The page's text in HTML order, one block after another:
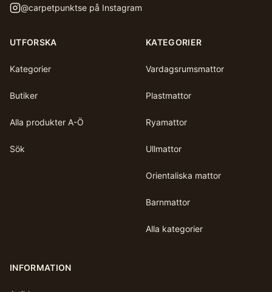
@carpetpunktse på Instagram
UTFORSKA
Kategorier
Butiker
Alla produkter A-Ö
Sök
KATEGORIER
Vardagsrumsmattor
Plastmattor
Ryamattor
Ullmattor
Orientaliska mattor
Barnmattor
Alla kategorier
INFORMATION